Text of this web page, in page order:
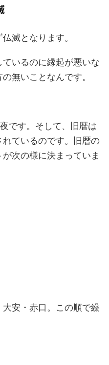
滅となります。
いるのに縁起が悪いな
無いことなんです。
です。そして、旧暦は
ているのです。旧暦の
次の様に決まっていま
安・赤口。この順で繰